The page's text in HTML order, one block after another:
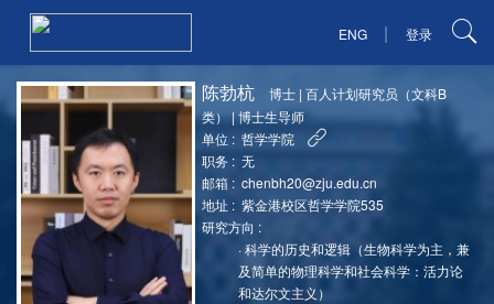
ENG | 登录
陈勃杭 博士 |百人计划研究员（文科B
类）|博士生导师
单位 : 哲学学院
职务 : 无
邮箱 : chenbh20@zju.edu.cn
地址 : 紫金港校区哲学学院535
研究方向 :
·科学的历史和逻辑（生物科学为主，兼
及简单的物理科学和社会科学：活力论
和达尔文主义）